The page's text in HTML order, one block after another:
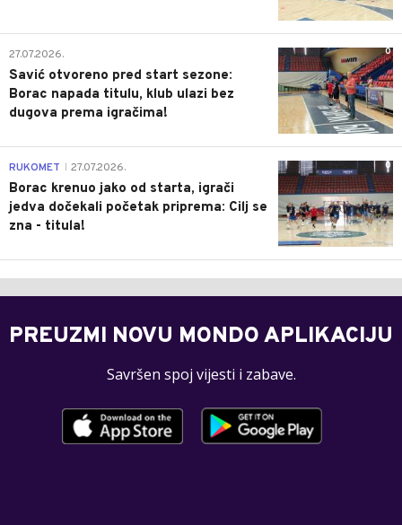
0
27.07.2026.
Savić otvoreno pred start sezone:
Borac napada titulu, klub ulazi bez
dugova prema igračima!
0
RUKOMET 27.07.2026.
Borac krenuo jako od starta, igrači
jedva dočekali početak priprema: Cilj se
zna - titula!
PREUZMI NOVU MONDO APLIKACIJU
Savršen spoj vijesti i zabave.